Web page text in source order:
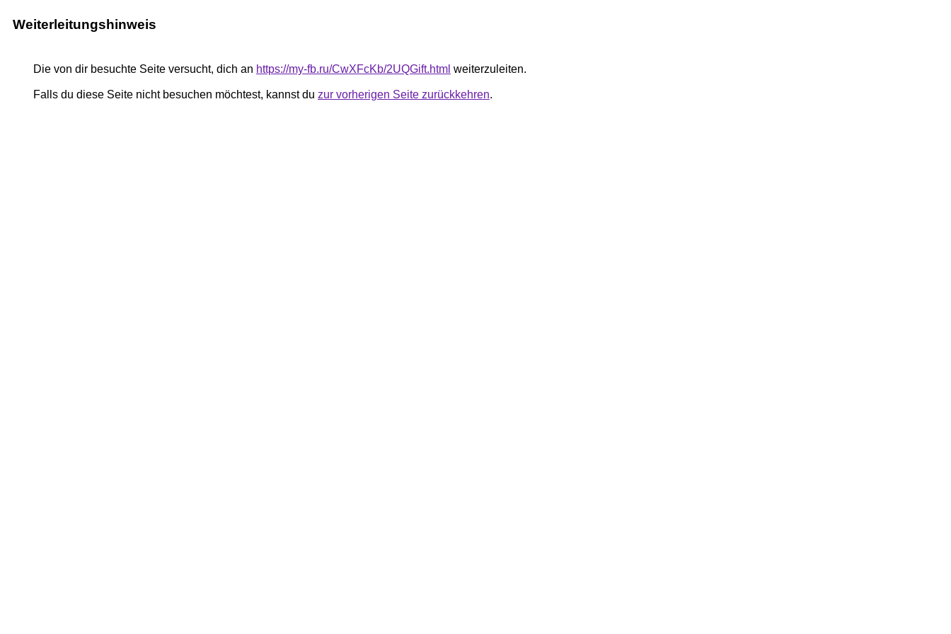
Weiterleitungshinweis
Die von dir besuchte Seite versucht, dich an https://my-fb.ru/CwXFcKb/2UQGift.html weiterzuleiten.
Falls du diese Seite nicht besuchen möchtest, kannst du zur vorherigen Seite zurückkehren.